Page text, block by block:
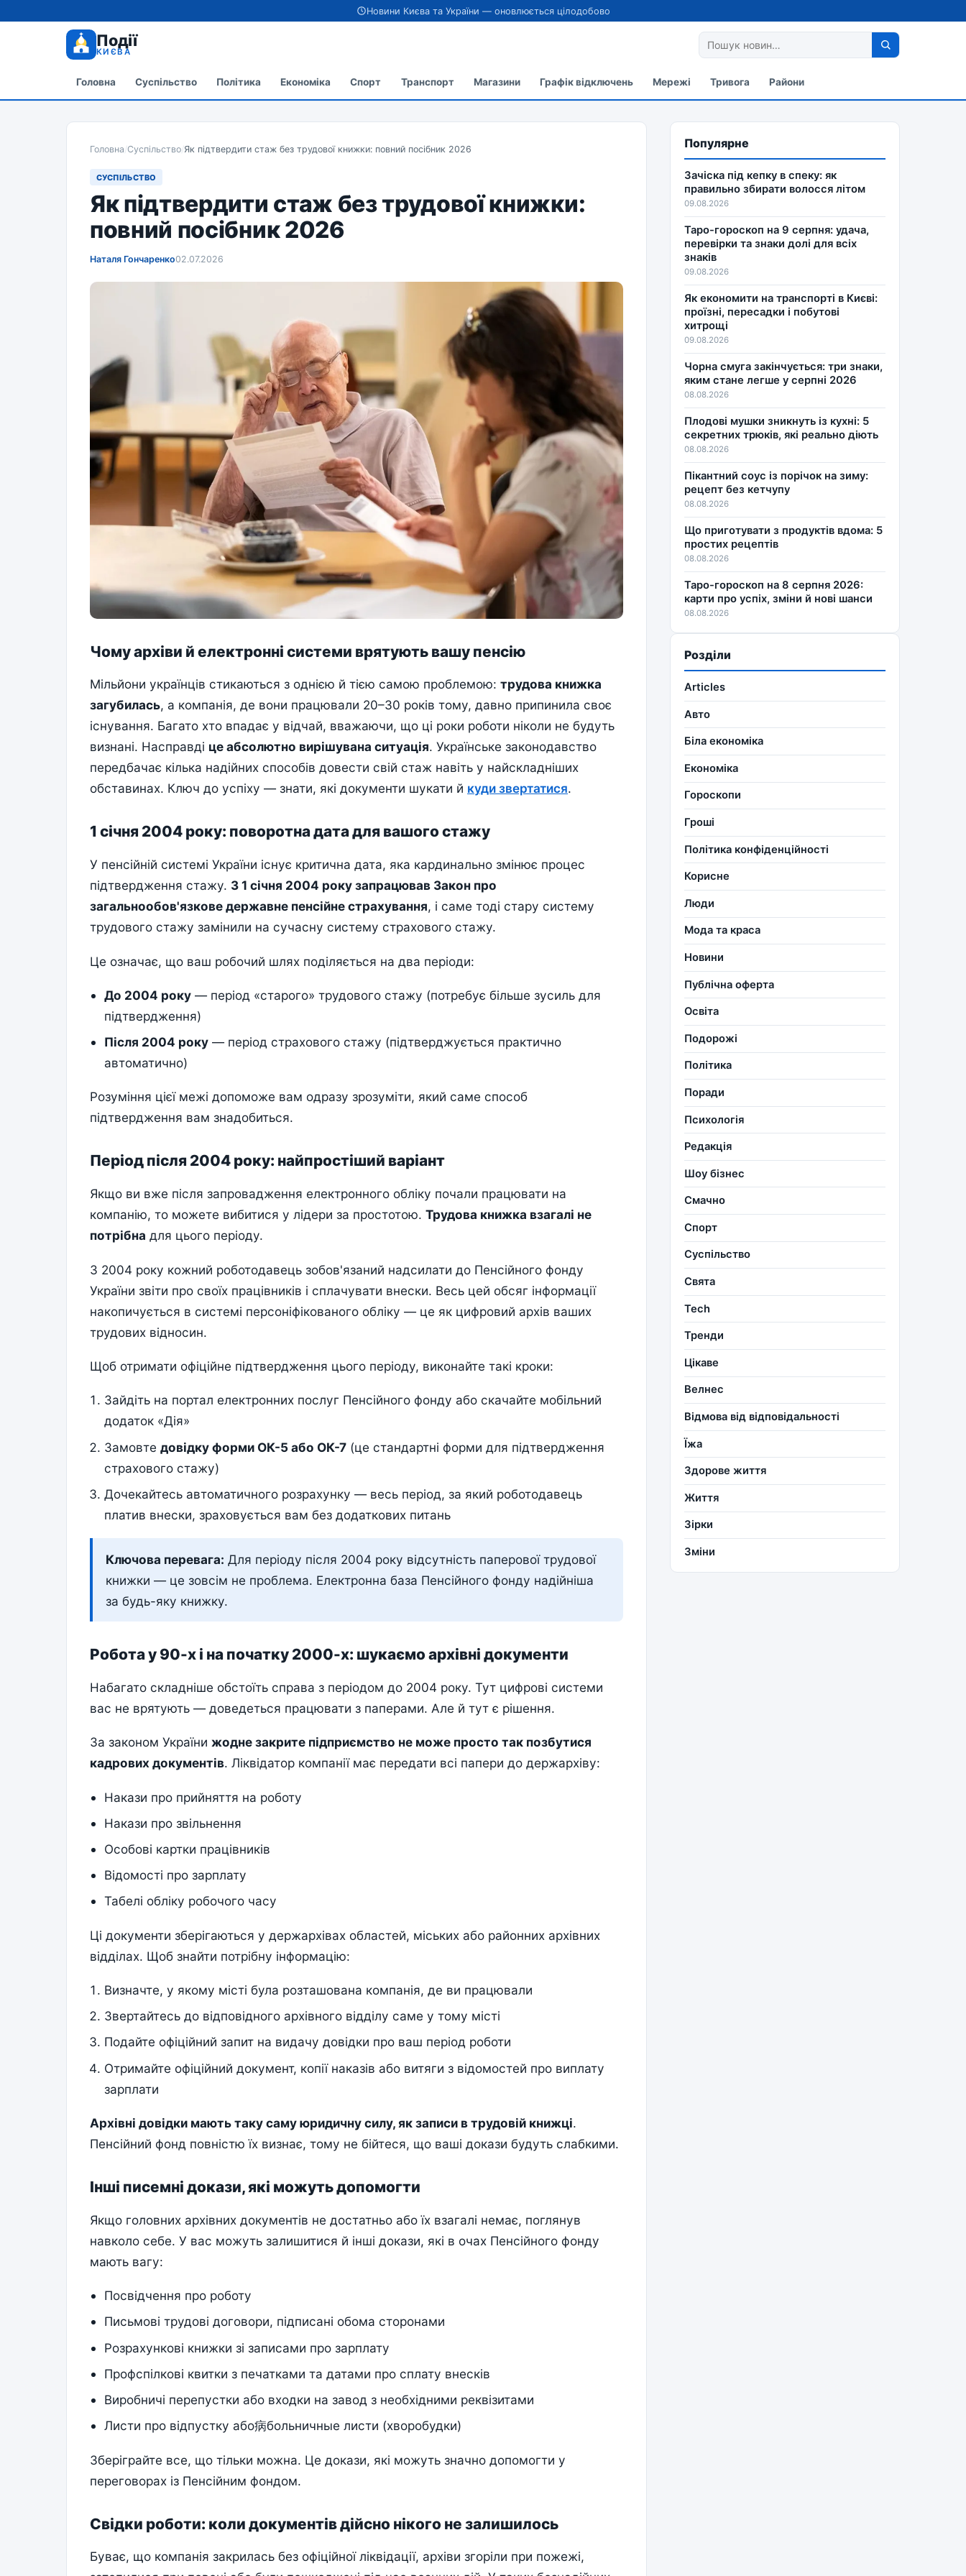
Новини Києва та України — оновлюється цілодобово
Події
КИЄВА
Головна Суспільство Політика Економіка Спорт Транспорт Магазини Графік відключень Мережі Тривога Райони
Головна/Суспільство/Як підтвердити стаж без трудової книжки: повний посібник 2026
СУСПІЛЬСТВО
Як підтвердити стаж без трудової книжки:
повний посібник 2026
Наталя Гончаренко02.07.2026
Чому архіви й електронні системи врятують вашу пенсію
Мільйони українців стикаються з однією й тією самою проблемою: трудова книжка
загубилась, а компанія, де вони працювали 20–30 років тому, давно припинила своє
існування. Багато хто впадає у відчай, вважаючи, що ці роки роботи ніколи не будуть
визнані. Насправді це абсолютно вирішувана ситуація. Українське законодавство
передбачає кілька надійних способів довести свій стаж навіть у найскладніших
обставинах. Ключ до успіху — знати, які документи шукати й куди звертатися.
1 січня 2004 року: поворотна дата для вашого стажу
У пенсійній системі України існує критична дата, яка кардинально змінює процес
підтвердження стажу. З 1 січня 2004 року запрацював Закон про
загальнообов'язкове державне пенсійне страхування, і саме тоді стару систему
трудового стажу замінили на сучасну систему страхового стажу.
Це означає, що ваш робочий шлях поділяється на два періоди:
До 2004 року — період «старого» трудового стажу (потребує більше зусиль для
підтвердження)
Після 2004 року — період страхового стажу (підтверджується практично
автоматично)
Розуміння цієї межі допоможе вам одразу зрозуміти, який саме способ
підтвердження вам знадобиться.
Період після 2004 року: найпростіший варіант
Якщо ви вже після запровадження електронного обліку почали працювати на
компанію, то можете вибитися у лідери за простотою. Трудова книжка взагалі не
потрібна для цього періоду.
З 2004 року кожний роботодавець зобов'язаний надсилати до Пенсійного фонду
України звіти про своїх працівників і сплачувати внески. Весь цей обсяг інформації
накопичується в системі персоніфікованого обліку — це як цифровий архів ваших
трудових відносин.
Щоб отримати офіційне підтвердження цього періоду, виконайте такі кроки:
Зайдіть на портал електронних послуг Пенсійного фонду або скачайте мобільний
додаток «Дія»
Замовте довідку форми ОК-5 або ОК-7 (це стандартні форми для підтвердження
страхового стажу)
Дочекайтесь автоматичного розрахунку — весь період, за який роботодавець
платив внески, зраховується вам без додаткових питань
Ключова перевага: Для періоду після 2004 року відсутність паперової трудової
книжки — це зовсім не проблема. Електронна база Пенсійного фонду надійніша
за будь-яку книжку.
Робота у 90-х і на початку 2000-х: шукаємо архівні документи
Набагато складніше обстоїть справа з періодом до 2004 року. Тут цифрові системи
вас не врятують — доведеться працювати з паперами. Але й тут є рішення.
За законом України жодне закрите підприємство не може просто так позбутися
кадрових документів. Ліквідатор компанії має передати всі папери до держархіву:
Накази про прийняття на роботу
Накази про звільнення
Особові картки працівників
Відомості про зарплату
Табелі обліку робочого часу
Ці документи зберігаються у держархівах областей, міських або районних архівних
відділах. Щоб знайти потрібну інформацію:
Визначте, у якому місті була розташована компанія, де ви працювали
Звертайтесь до відповідного архівного відділу саме у тому місті
Подайте офіційний запит на видачу довідки про ваш період роботи
Отримайте офіційний документ, копії наказів або витяги з відомостей про виплату
зарплати
Архівні довідки мають таку саму юридичну силу, як записи в трудовій книжці.
Пенсійний фонд повністю їх визнає, тому не бійтеся, що ваші докази будуть слабкими.
Інші писемні докази, які можуть допомогти
Якщо головних архівних документів не достатньо або їх взагалі немає, поглянув
навколо себе. У вас можуть залишитися й інші докази, які в очах Пенсійного фонду
мають вагу:
Посвідчення про роботу
Письмові трудові договори, підписані обома сторонами
Розрахункові книжки зі записами про зарплату
Профспілкові квитки з печатками та датами про сплату внесків
Виробничі перепустки або входки на завод з необхідними реквізитами
Листи про відпустку або病больничные листи (хворобудки)
Зберіграйте все, що тільки можна. Це докази, які можуть значно допомогти у
переговорах із Пенсійним фондом.
Свідки роботи: коли документів дійсно нікого не залишилось
Буває, що компанія закрилась без офіційної ліквідації, архіви згоріли при пожежі,
Популярне
Зачіска під кепку в спеку: як
правильно збирати волосся літом
09.08.2026
Таро-гороскоп на 9 серпня: удача,
перевірки та знаки долі для всіх
знаків
09.08.2026
Як економити на транспорті в Києві:
проїзні, пересадки і побутові
хитрощі
09.08.2026
Чорна смуга закінчується: три знаки,
яким стане легше у серпні 2026
08.08.2026
Плодові мушки зникнуть із кухні: 5
секретних трюків, які реально діють
08.08.2026
Пікантний соус із порічок на зиму:
рецепт без кетчупу
08.08.2026
Що приготувати з продуктів вдома: 5
простих рецептів
08.08.2026
Таро-гороскоп на 8 серпня 2026:
карти про успіх, зміни й нові шанси
08.08.2026
Розділи
Articles
Авто
Біла економіка
Економіка
Гороскопи
Гроші
Політика конфіденційності
Корисне
Люди
Мода та краса
Новини
Публічна оферта
Освіта
Подорожі
Політика
Поради
Психологія
Редакція
Шоу бізнес
Смачно
Спорт
Суспільство
Свята
Tech
Тренди
Цікаве
Велнес
Відмова від відповідальності
Їжа
Здорове життя
Життя
Зірки
Зміни